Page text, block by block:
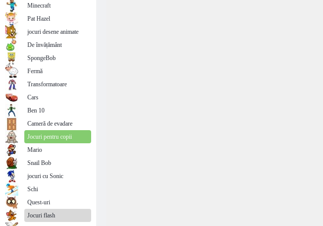
Minecraft
Pat Hazel
jocuri desene animate
De învățământ
SpongeBob
Fermă
Transformatoare
Cars
Ben 10
Cameră de evadare
Jocuri pentru copii
Mario
Snail Bob
jocuri cu Sonic
Schi
Quest-uri
Jocuri flash